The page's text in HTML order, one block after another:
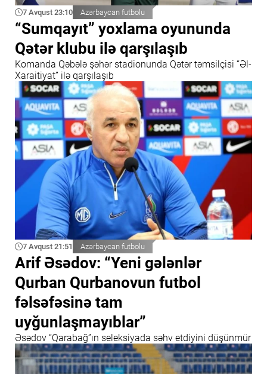
7 Avqust 23:10 Azərbaycan futbolu
“Sumqayıt” yoxlama oyununda
Qətər klubu ilə qarşılaşıb
Komanda Qəbələ şəhər stadionunda Qətər təmsilçisi “Əl-
Xaraitiyat” ilə qarşılaşıb
7 Avqust 21:51 Azərbaycan futbolu
Arif Əsədov: “Yeni gələnlər
Qurban Qurbanovun futbol
fəlsəfəsinə tam
uyğunlaşmayıblar”
Əsədov “Qarabağ”ın seleksiyada səhv etdiyini düşünmür